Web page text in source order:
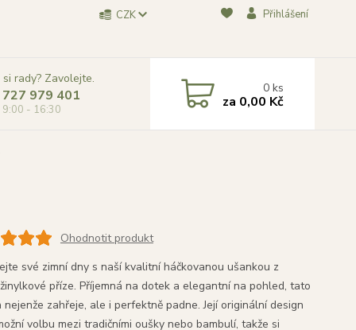
CZK Přihlášení
rady? Zavolejte.
979 401
9:00 - 16:30
0ks
za 0,00 Kč
Ohodnotit produkt
své zimní dny s naší kvalitní háčkovanou ušankou z
příze. Příjemná na dotek a elegantní na pohled, tato
nejenže zahřeje, ale i perfektně padne. Její originální design
volbu mezi tradičními oušky nebo bambulí, takže si